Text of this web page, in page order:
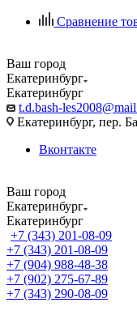
Сравнение
Ваш город
Екатеринбург
Екатеринбург
t.d.bash-
Екатеринбург, пер.
Вконтакте
Ваш город
Екатеринбург
Екатеринбург
+7 (343) 201-08-09
+7 (343) 201-08-09
+7 (904) 988-48-38
+7 (902) 275-67-89
+7 (343) 290-08-09